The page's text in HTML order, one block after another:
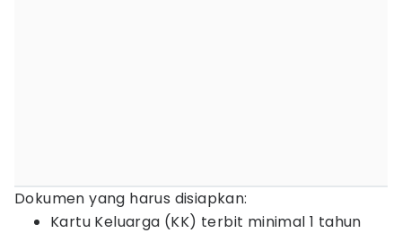
Dokumen yang harus disiapkan:
Kartu Keluarga (KK) terbit minimal 1 tahun